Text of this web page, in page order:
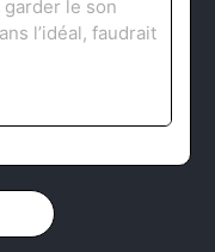
garder le son
l’idéal, faudrait